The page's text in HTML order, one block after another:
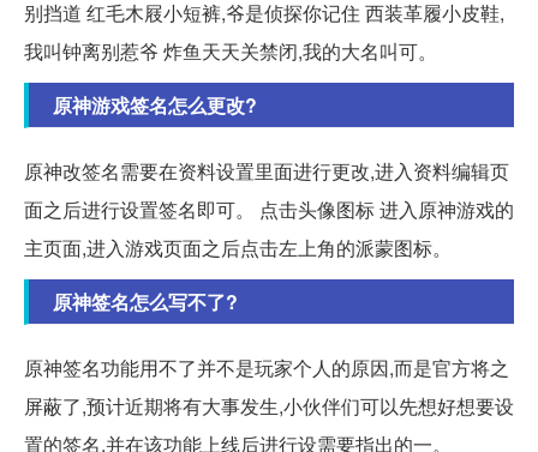
别挡道 红毛木屐小短裤,爷是侦探你记住 西装革履小皮鞋,
我叫钟离别惹爷 炸鱼天天关禁闭,我的大名叫可。
原神游戏签名怎么更改?
原神改签名需要在资料设置里面进行更改,进入资料编辑页
面之后进行设置签名即可。 点击头像图标 进入原神游戏的
主页面,进入游戏页面之后点击左上角的派蒙图标。
原神签名怎么写不了?
原神签名功能用不了并不是玩家个人的原因,而是官方将之
屏蔽了,预计近期将有大事发生,小伙伴们可以先想好想要设
置的签名,并在该功能上线后进行设需要指出的一。